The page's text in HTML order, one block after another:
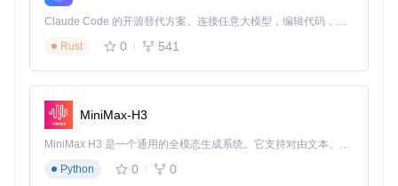
Claude Code 的开源替代方案。连接任意大模型，编辑代码，运行命令，自动验证 — 全自动执行。用 Rust 构建，极致性能。 ｜ An open-source alternative to Claude Code. Connect any LLM, edit code, run commands, and verify changes — autonomously. Built in Rust for speed. Get Started
Rust
0 541
MiniMax-H3
MiniMax H3 是一个通用的全模态生成系统。它支持对由文本、图像、视频和音频组成的多模态上下文进行统一理解，并能生成分辨率高达 2K、时长可达 15 秒的带原生立体声音频的视频。得益于面向任务泛化的系统设计，H3 在预训练阶段就已具备广泛的多模态上下文理解与生成能力，能够出色地执行复杂的多模态指令。
Python
0 0